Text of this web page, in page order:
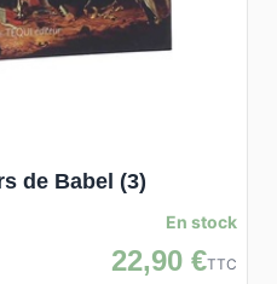
de Babel (3)
En stock
22,90 €TTC